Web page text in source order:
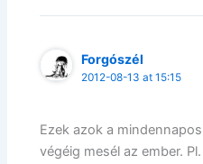
Forgószél
2012-08-13 at 15:15
Ezek azok a
végéig mesél az ember.